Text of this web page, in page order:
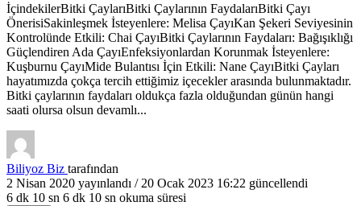
İçindekilerBitki ÇaylarıBitki Çaylarının FaydalarıBitki Çayı
ÖnerisiSakinleşmek İsteyenlere: Melisa ÇayıKan Şekeri Seviyesinin
Kontrolünde Etkili: Chai ÇayıBitki Çaylarının Faydaları: Bağışıklığı
Güçlendiren Ada ÇayıEnfeksiyonlardan Korunmak İsteyenlere:
Kuşburnu ÇayıMide Bulantısı İçin Etkili: Nane ÇayıBitki Çayları
hayatımızda çokça tercih ettiğimiz içecekler arasında bulunmaktadır.
Bitki çaylarının faydaları oldukça fazla olduğundan günün hangi
saati olursa olsun devamlı...
Biliyoz Biz tarafından
2 Nisan 2020 yayınlandı / 20 Ocak 2023 16:22 güncellendi
6 dk 10 sn 6 dk 10 sn okuma süresi